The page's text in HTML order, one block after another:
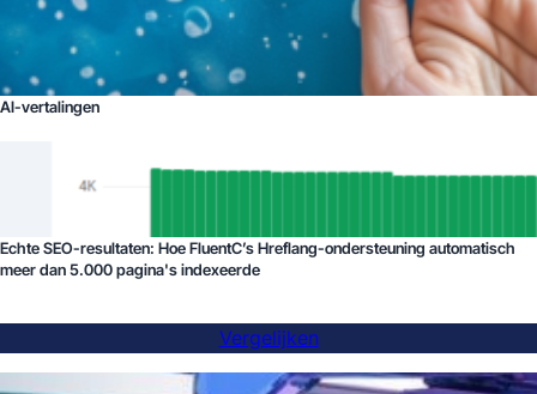
AI-vertalingen
Echte SEO-resultaten: Hoe FluentC’s Hreflang-ondersteuning automatisch
meer dan 5.000 pagina's indexeerde
Vergelijken